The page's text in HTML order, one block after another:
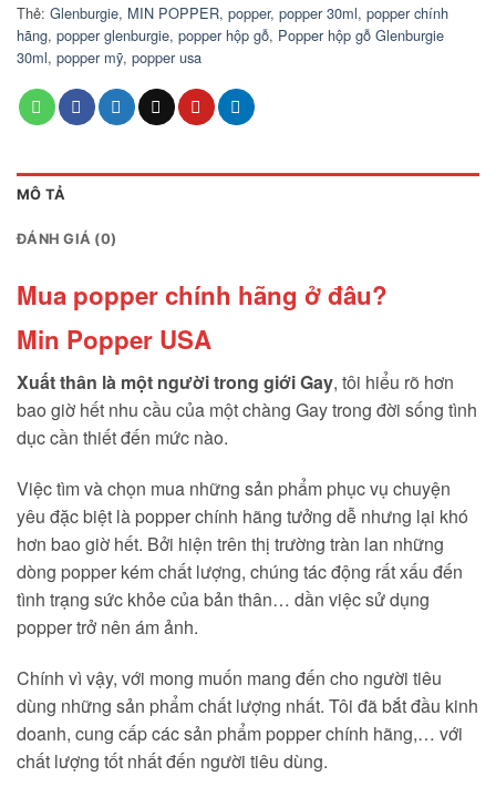
Thẻ: Glenburgie, MIN POPPER, popper, popper 30ml, popper chính
hãng, popper glenburgie, popper hộp gỗ, Popper hộp gỗ Glenburgie
30ml, popper mỹ, popper usa
MÔ TẢ
ĐÁNH GIÁ (0)
Mua popper chính hãng ở đâu?
Min Popper USA
Xuất thân là một người trong giới Gay, tôi hiểu rõ hơn
bao giờ hết nhu cầu của một chàng Gay trong đời sống tình
dục cần thiết đến mức nào.
Việc tìm và chọn mua những sản phẩm phục vụ chuyện
yêu đặc biệt là popper chính hãng tưởng dễ nhưng lại khó
hơn bao giờ hết. Bởi hiện trên thị trường tràn lan những
dòng popper kém chất lượng, chúng tác động rất xấu đến
tình trạng sức khỏe của bản thân… dần việc sử dụng
popper trở nên ám ảnh.
Chính vì vậy, với mong muốn mang đến cho người tiêu
dùng những sản phẩm chất lượng nhất. Tôi đã bắt đầu kinh
doanh, cung cấp các sản phẩm popper chính hãng,… với
chất lượng tốt nhất đến người tiêu dùng.